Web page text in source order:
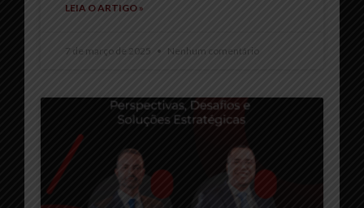
LEIA O ARTIGO »
7 de março de 2025 Nenhum comentário